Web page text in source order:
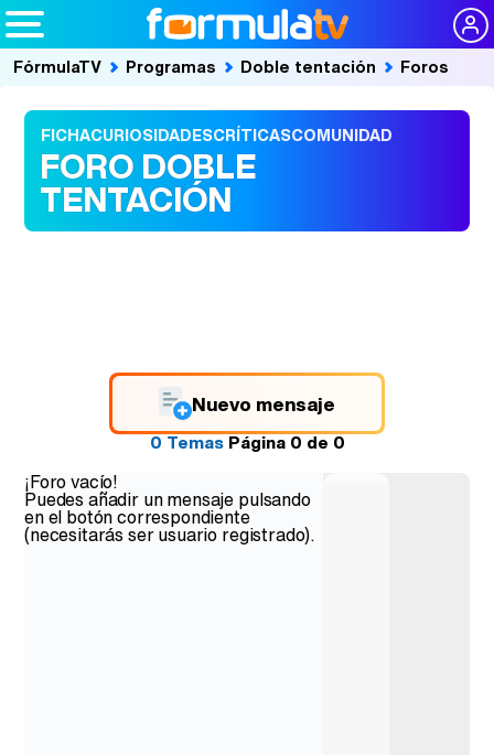
FórmulaTV Programas Doble tentación Foros
FICHACURIOSIDADESCRÍTICASCOMUNIDAD
FORO DOBLE
TENTACIÓN
Nuevo mensaje
0 TemasPágina0de0
¡Foro vacío!
Puedes añadir un mensaje pulsando
en el botón correspondiente
(necesitarás ser usuario registrado).